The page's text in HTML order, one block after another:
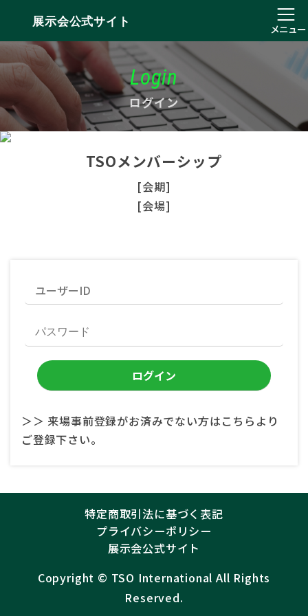
展示会公式サイト
メニュー
Login
ログイン
TSOメンバーシップ
[会期]
[会場]
＞＞ 来場事前登録がお済みでない方はこちらより
ご登録下さい。
特定商取引法に基づく表記
プライバシーポリシー
展示会公式サイト
Copyright ©︎ TSO International All Rights
Reserved.